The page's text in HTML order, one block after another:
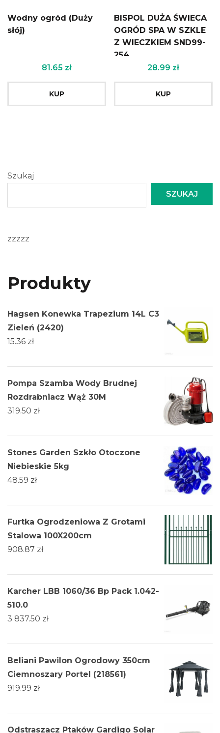
Wodny ogród (Duży
słój)
81.65 zł
KUP
BISPOL DUŻA ŚWIECA
OGRÓD SPA W SZKLE
Z WIECZKIEM SND99-
254
28.99 zł
KUP
Szukaj
SZUKAJ
zzzzz
Produkty
Hagsen Konewka Trapezium 14L C3
Zieleń (2420)
15.36 zł
Pompa Szamba Wody Brudnej
Rozdrabniacz Wąż 30M
319.50 zł
Stones Garden Szkło Otoczone
Niebieskie 5kg
48.59 zł
Furtka Ogrodzeniowa Z Grotami
Stalowa 100X200cm
908.87 zł
Karcher LBB 1060/36 Bp Pack 1.042-
510.0
3 837.50 zł
Beliani Pawilon Ogrodowy 350cm
Ciemnoszary Portel (218561)
919.99 zł
Odstraszacz Ptaków Gardigo Solar